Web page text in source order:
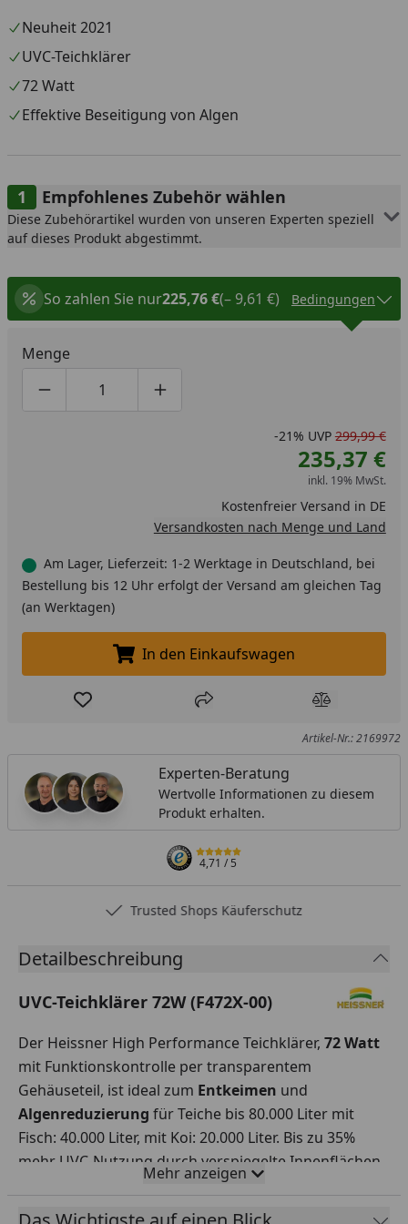
Neuheit 2021
UVC-Teichklärer
72 Watt
Effektive Beseitigung von Algen
Empfohlenes Zubehör wählen
Diese Zubehörartikel wurden von unseren Experten speziell
auf dieses Produkt abgestimmt.
So zahlen Sie nur225,76 €(– 9,61 €) Bedingungen
Menge
Produktmenge um eins verringern
Produktmenge manuell eingeben
Produktmenge um eins erhöhen
-21% UVP 299,99 €
235,37 €
inkl. 19% MwSt.
Kostenfreier Versand in DE
Versandkosten nach Menge und Land
Am Lager, Lieferzeit: 1-2 Werktage in Deutschland, bei
Bestellung bis 12 Uhr erfolgt der Versand am gleichen Tag
(an Werktagen)
In den Einkaufswagen legen
In den Einkaufswagen
Produkt zur Wunschliste hinzufügen
Teilen Produkt
Artikel-Nr.: 2169972
Experten-Beratung
Wertvolle Informationen zu diesem
Produkt erhalten.
4,71/ 5
Trusted Shops Käuferschutz
Detailbeschreibung
UVC-Teichklärer 72W (F472X-00)
Der Heissner High Performance Teichklärer, 72 Watt
mit Funktionskontrolle per transparentem
Gehäuseteil, ist ideal zum Entkeimen und
Algenreduzierung für Teiche bis 80.000 Liter mit
Fisch: 40.000 Liter, mit Koi: 20.000 Liter. Bis zu 35%
mehr UVC-Nutzung durch verspiegelte Innenflächen,
sparsamerim Verbrauch
Ergebnis. Rotierende Wasserführung und
Mehr anzeigen